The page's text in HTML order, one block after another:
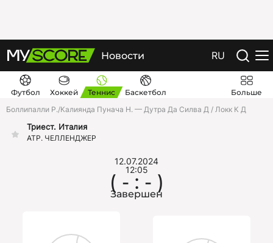
Новости RU
Футбол Хоккей Теннис Баскетбол
Больше
Боллипалли Р./Калиянда Пунача Н. — Дутра Да Силва Д / Локк К Д
ATP. ЧЕЛЛЕНДЖЕР
Триест. Италия
12.07.2024
12:05
( - : - )
Завершен